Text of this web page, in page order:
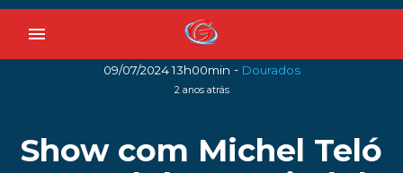
menu
09/07/2024 13h00min - Dourados
2 anos atrás
Show com Michel Teló